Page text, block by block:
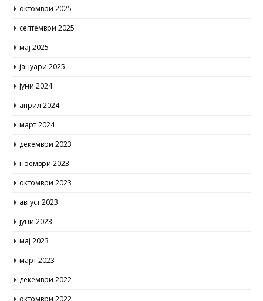
септември 2025
мај 2025
јануари 2025
јуни 2024
април 2024
март 2024
декември 2023
ноември 2023
октомври 2023
август 2023
јуни 2023
мај 2023
март 2023
декември 2022
октомври 2022